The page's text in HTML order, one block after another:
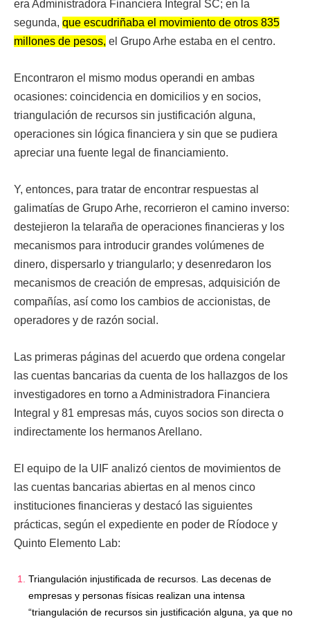
era Administradora Financiera Integral SC; en la
segunda, que escudriñaba el movimiento de otros 835
millones de pesos, el Grupo Arhe estaba en el centro.
Encontraron el mismo modus operandi en ambas
ocasiones: coincidencia en domicilios y en socios,
triangulación de recursos sin justificación alguna,
operaciones sin lógica financiera y sin que se pudiera
apreciar una fuente legal de financiamiento.
Y, entonces, para tratar de encontrar respuestas al
galimatías de Grupo Arhe, recorrieron el camino inverso:
destejieron la telaraña de operaciones financieras y los
mecanismos para introducir grandes volúmenes de
dinero, dispersarlo y triangularlo; y desenredaron los
mecanismos de creación de empresas, adquisición de
compañías, así como los cambios de accionistas, de
operadores y de razón social.
Las primeras páginas del acuerdo que ordena congelar
las cuentas bancarias da cuenta de los hallazgos de los
investigadores en torno a Administradora Financiera
Integral y 81 empresas más, cuyos socios son directa o
indirectamente los hermanos Arellano.
El equipo de la UIF analizó cientos de movimientos de
las cuentas bancarias abiertas en al menos cinco
instituciones financieras y destacó las siguientes
prácticas, según el expediente en poder de Ríodoce y
Quinto Elemento Lab:
Triangulación injustificada de recursos. Las decenas de
empresas y personas físicas realizan una intensa
“triangulación de recursos sin justificación alguna, ya que no